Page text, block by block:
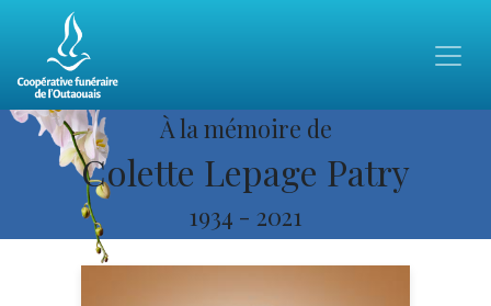
À la mémoire de
Colette Lepage Patry
1934 - 2021